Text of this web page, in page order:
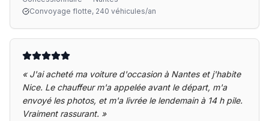
Convoyage flotte, 240 véhicules/an
« J'ai acheté ma voiture d'occasion à Nantes et j'habite
Nice. Le chauffeur m'a appelée avant le départ, m'a
envoyé les photos, et m'a livrée le lendemain à 14 h pile.
Vraiment rassurant. »